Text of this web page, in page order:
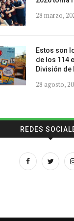
28 marzo,
Estos son
de los 114
División de
28 agosto,
REDES